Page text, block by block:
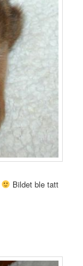
Bildet ble tatt